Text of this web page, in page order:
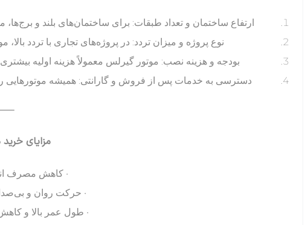
ارتفاع ساختمان و تعداد طبقات: برای ساختمان‌های بلند و
نوع پروژه و میزان تردد: در پروژه‌های تجاری با تردد
بودجه و هزینه نصب: موتور گیرلس معمولاً هزینه اولیه
دسترسی به خدمات پس از فروش و گارانتی: همیشه موتورهایی را
مزایای
• کاهش مصرف
• حرکت روان و
• طول عمر بالا و